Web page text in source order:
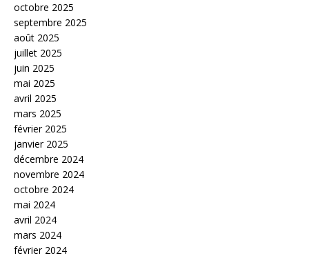
octobre 2025
septembre 2025
août 2025
juillet 2025
juin 2025
mai 2025
avril 2025
mars 2025
février 2025
janvier 2025
décembre 2024
novembre 2024
octobre 2024
mai 2024
avril 2024
mars 2024
février 2024